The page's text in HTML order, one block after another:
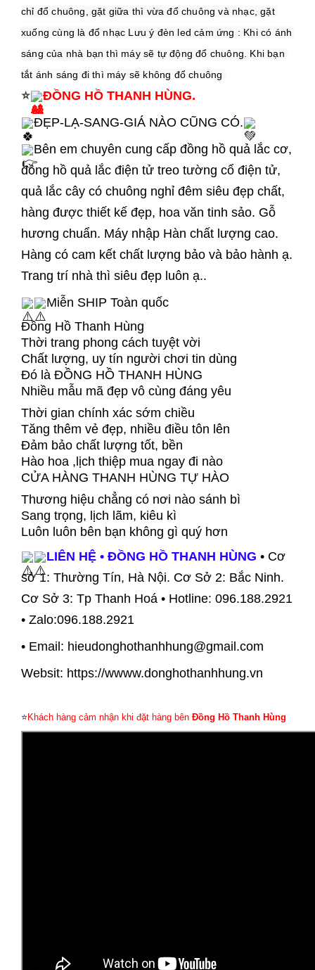
chỉ đổ chuông, gặt giữa thì vừa đổ chuông và nhạc, gặt
xuống cùng là đổ nhạc Lưu ý đèn led cảm ứng : Khi có ánh
sáng của nhà bạn thì máy sẽ tự động đổ chuông. Khi bạn
tắt ánh sáng đi thì máy sẽ không đổ chuông
⭐
ĐỒNG HỒ THANH HÙNG.
ĐẸP-LẠ-SANG-GIÁ NÀO CŨNG CÓ.
Bên em chuyên cung cấp đồng hồ quả lắc cơ,
đồng hồ quả lắc điện tử treo tường cổ điện tử,
quả lắc cây có chuông nghỉ đêm siêu đẹp chất,
hàng được thiết kế đẹp, hoa văn tinh sảo. Gỗ
hương chuẩn. Máy nhập Hàn chất lượng cao.
Hàng có cam kết chất lượng bảo và bảo hành ạ.
Trang trí nhà thì siêu đẹp luôn ạ..
Miễn SHIP Toàn quốc
Đồng Hồ Thanh Hùng
Thời trang phong cách tuyệt vời
Chất lượng, uy tín người chơi tin dùng
Đó là ĐỒNG HỒ THANH HÙNG
Nhiều mẫu mã đẹp vô cùng đáng yêu
Thời gian chính xác sớm chiều
Tăng thêm vẻ đẹp, nhiều điều tôn lên
Đảm bảo chất lượng tốt, bền
Hào hoa ,lịch thiệp mua ngay đi nào
CỬA HÀNG THANH HÙNG TỰ HÀO
Thương hiệu chẳng có nơi nào sánh bì
Sang trọng, lịch lãm, kiêu kì
Luôn luôn bên bạn không gì quý hơn
LIÊN HỆ • ĐỒNG HỒ THANH HÙNG • Cơ
sở 1: Thường Tín, Hà Nội. Cơ Sở 2: Bắc Ninh.
Cơ Sở 3: Tp Thanh Hoá • Hotline: 096.188.2921
• Zalo:096.188.2921
• Email: hieudonghothanhhung@gmail.com
Websit: https://wwww.donghothanhhung.vn
⭐Khách hàng cảm nhận khi đặt hàng bên Đồng Hồ Thanh Hùng